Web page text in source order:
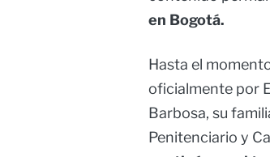
en Bogotá.
Hasta el
oficialmente por
Barbosa, su
Penitenciario y